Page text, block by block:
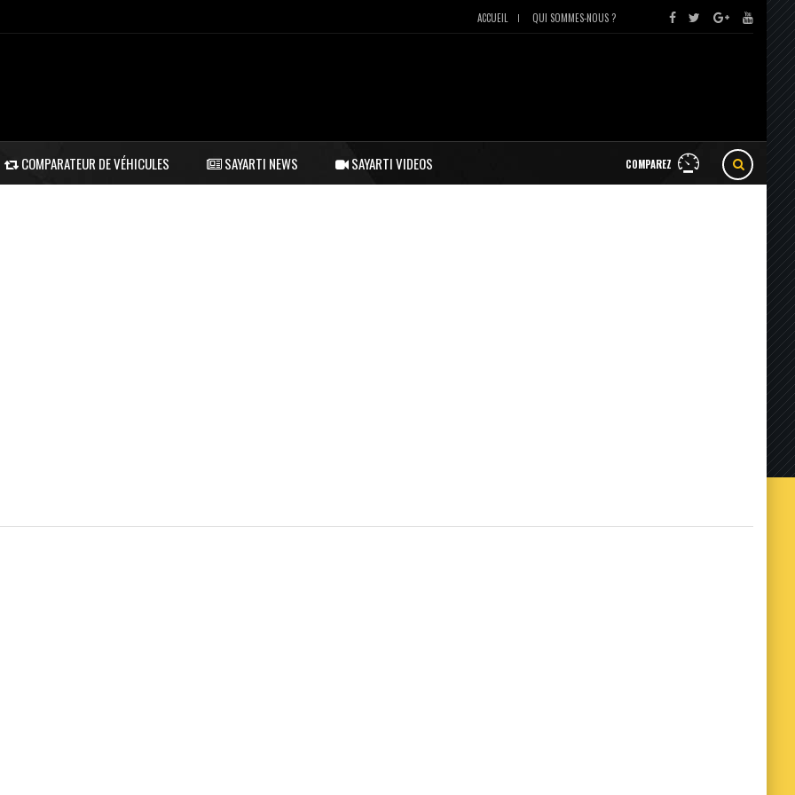
ACCUEIL QUI SOMMES-NOUS ?
COMPAREZ
COMPARATEUR DE VÉHICULES SAYARTI NEWS SAYARTI VIDEOS